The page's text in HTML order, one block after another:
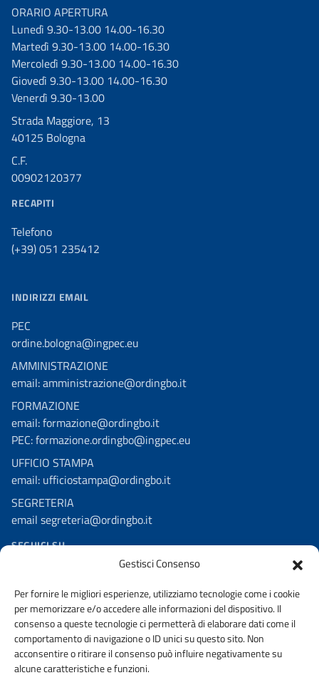
Gestisci Consenso
Per fornire le migliori esperienze, utilizziamo tecnologie come i cookie
per memorizzare e/o accedere alle informazioni del dispositivo. Il
consenso a queste tecnologie ci permetterà di elaborare dati come il
comportamento di navigazione o ID unici su questo sito. Non
acconsentire o ritirare il consenso può influire negativamente su
alcune caratteristiche e funzioni.
ORARIO APERTURA
Lunedì 9.30-13.00 14.00-16.30
Martedì 9.30-13.00 14.00-16.30
Mercoledì 9.30-13.00 14.00-16.30
Giovedì 9.30-13.00 14.00-16.30
Venerdì 9.30-13.00
Strada Maggiore, 13
40125 Bologna
C.F.
00902120377
RECAPITI
Telefono
(+39) 051 235412
INDIRIZZI EMAIL
PEC
ordine.bologna@ingpec.eu
AMMINISTRAZIONE
email: amministrazione@ordingbo.it
FORMAZIONE
email: formazione@ordingbo.it
PEC: formazione.ordingbo@ingpec.eu
UFFICIO STAMPA
email: ufficiostampa@ordingbo.it
SEGRETERIA
email segreteria@ordingbo.it
SEGUICI SU
Linkedin
Youtube
Instagram